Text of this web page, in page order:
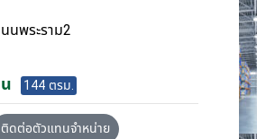
นพระราม2
144 ตรม.
ติดต่อตัวแทนจำหน่าย